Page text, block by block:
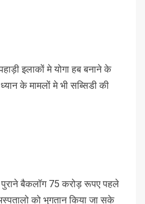
इलाकों मे योगा हब बनाने के
के मामलों मे भी सब्सिडी की
बैकलॉग 75 करोड़ रूपए पहले
को भुगतान किया जा सके